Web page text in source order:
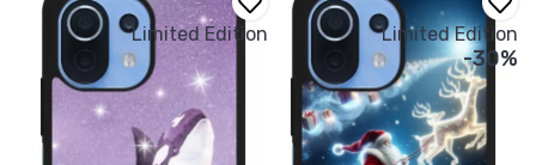
Limited Edition Limited Edition
-30%